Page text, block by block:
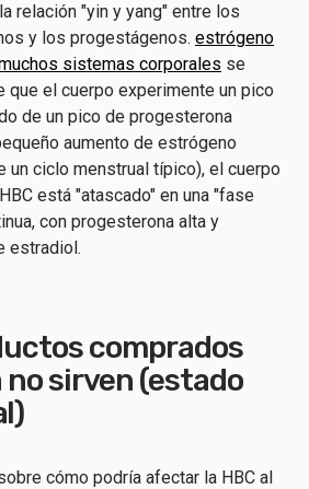
relación "yin y yang" entre los
y los progestágenos. estrógeno
sistemas corporales se
que el cuerpo experimente un pico
de un pico de progesterona
aumento de estrógeno
un ciclo menstrual típico), el cuerpo
está "atascado" en una "fase
con progesterona alta y
estradiol.
comprados
no sirven (estado
cómo podría afectar la HBC al